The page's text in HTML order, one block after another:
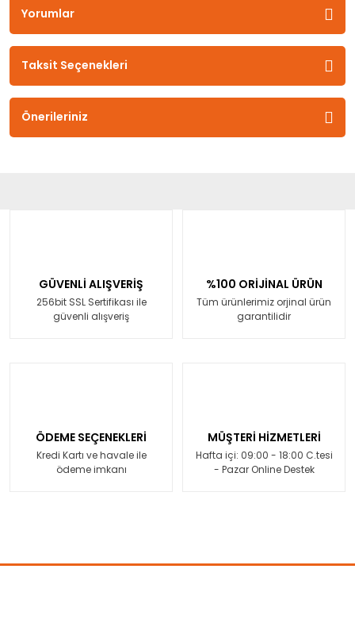
Yorumlar
Taksit Seçenekleri
Önerileriniz
GÜVENLİ ALIŞVERİŞ
256bit SSL Sertifikası ile
güvenli alışveriş
%100 ORİJİNAL ÜRÜN
Tüm ürünlerimiz orjinal ürün
garantilidir
ÖDEME SEÇENEKLERİ
Kredi Kartı ve havale ile
ödeme imkanı
MÜŞTERİ HİZMETLERİ
Hafta içi: 09:00 - 18:00 C.tesi
- Pazar Online Destek